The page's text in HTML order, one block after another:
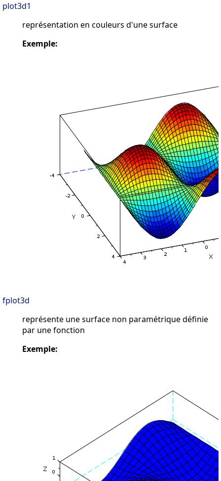
plot3d1
représentation en couleurs d'une surface
Exemple:
fplot3d
représente une surface non paramétrique définie
par une fonction
Exemple: